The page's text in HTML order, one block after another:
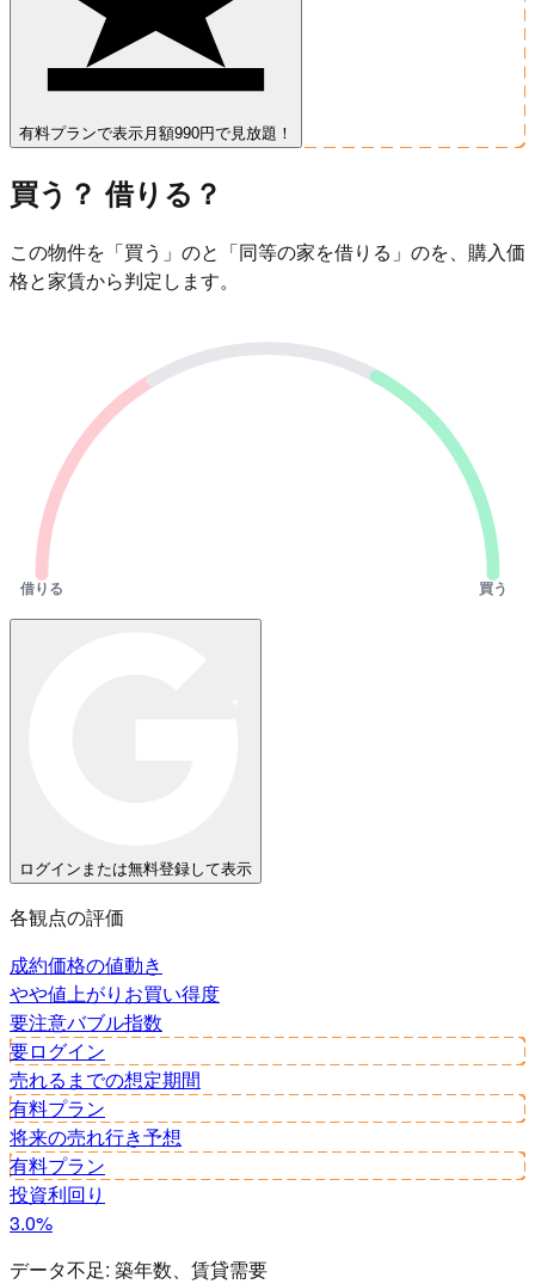
有料プランで表示 月額990円で見放題！
買う？ 借りる？
この物件を「買う」のと「同等の家を借りる」のを、購入価
格と家賃から判定します。
借りる 買う
ログインまたは無料登録して表示
各観点の評価
成約価格の値動き
やや値上がり お買い得度
要注意バブル指数
要ログイン
売れるまでの想定期間
有料プラン
将来の売れ行き予想
有料プラン
投資利回り
3.0%
データ不足: 築年数、賃貸需要